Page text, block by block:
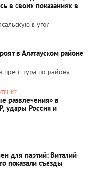
в своих показаниях в
в угол
в Алатауском районе
пресс-тура по району
развлечения» в
удары России и
для партий: Виталий
показали съезды